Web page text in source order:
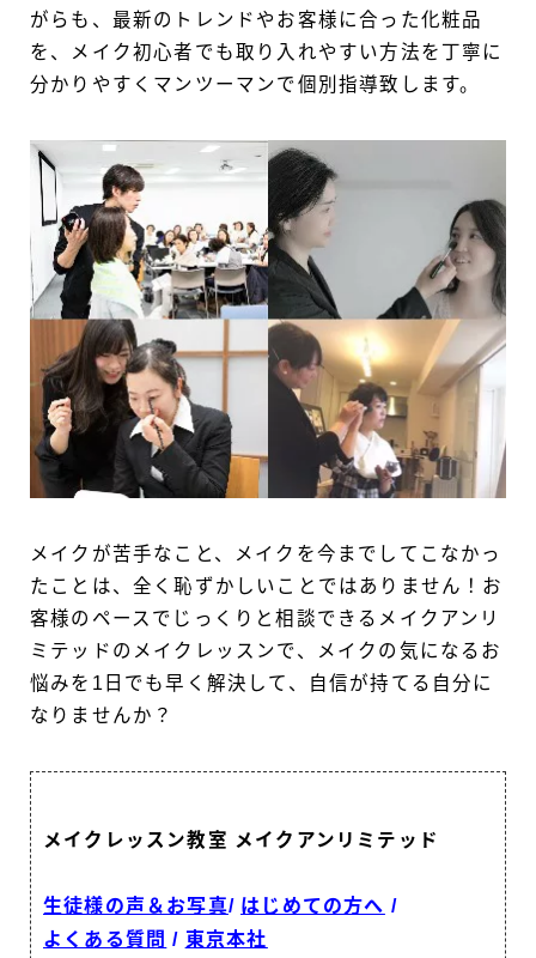
がらも、最新のトレンドやお客様に合った化粧品
を、メイク初心者でも取り入れやすい方法を丁寧に
分かりやすくマンツーマンで個別指導致します。
メイクが苦手なこと、メイクを今までしてこなかっ
たことは、全く恥ずかしいことではありません！お
客様のペースでじっくりと相談できるメイクアンリ
ミテッドのメイクレッスンで、メイクの気になるお
悩みを1日でも早く解決して、自信が持てる自分に
なりませんか？
メイクレッスン教室 メイクアンリミテッド
生徒様の声＆お写真/ はじめての方へ /
よくある質問 / 東京本社